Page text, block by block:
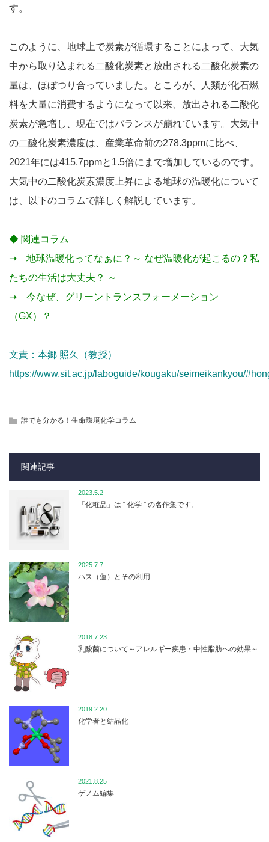
す。
このように、地球上で炭素が循環することによって、大気
中から取り込まれる二酸化炭素と放出される二酸化炭素の
量は、ほぼつり合っていました。ところが、人類が化石燃
料を大量に消費するようになって以来、放出される二酸化
炭素が急増し、現在ではバランスが崩れています。大気中
の二酸化炭素濃度は、産業革命前の278.3ppmに比べ、
2021年には415.7ppmと1.5倍にまで増加しているのです。
大気中の二酸化炭素濃度上昇による地球の温暖化について
は、以下のコラムで詳しく解説しています。
◆ 関連コラム
➝ 地球温暖化ってなぁに？～ なぜ温暖化が起こるの？私
たちの生活は大丈夫？ ～
➝ 今なぜ、グリーントランスフォーメーション
（GX）？
文責： 本郷 照久（教授）
https://www.sit.ac.jp/laboguide/kougaku/seimeikankyou/
誰でも分かる！生命環境化学コラム
関連記事
2023.5.2
「化粧品」は “ 化学 ” の名作集です。
2025.7.7
ハス（蓮）とその利用
2018.7.23
乳酸菌について～アレルギー疾患・中性脂肪への効果～
2019.2.20
化学者と結晶化
2021.8.25
ゲノム編集